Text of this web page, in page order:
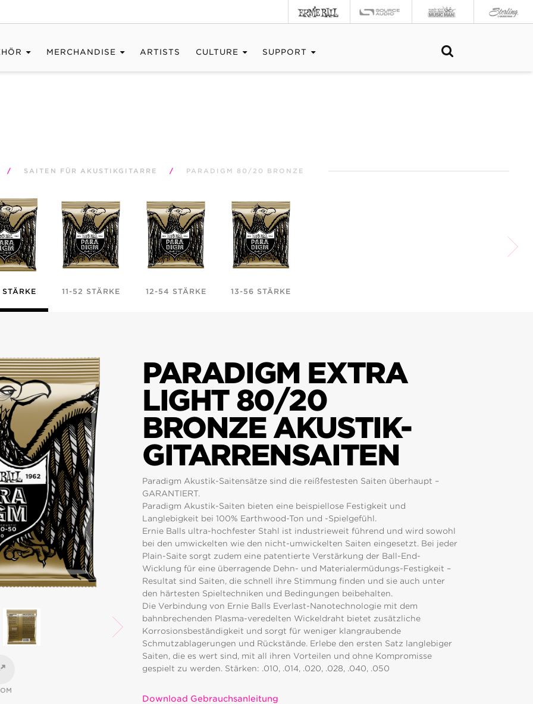
MERCHANDISE ARTISTS CULTURE SUPPORT
/ SAITEN FÜR AKUSTIKGITARRE / PARADIGM 80/20 BRONZE
11-52 STÄRKE 12-54 STÄRKE 13-56 STÄRKE
PARADIGM EXTRA
LIGHT 80/20
BRONZE AKUSTIK-
GITARRENSAITEN
Paradigm Akustik-Saitensätze sind die reißfestesten Saiten überhaupt –
GARANTIERT.
Paradigm Akustik-Saiten bieten eine beispiellose Festigkeit und
Langlebigkeit bei 100% Earthwood-Ton und -Spielgefühl.
Ernie Balls ultra-hochfester Stahl ist industrieweit führend und wird sowohl
bei den umwickelten wie den nicht-umwickelten Saiten eingesetzt. Bei jeder
Plain-Saite sorgt zudem eine patentierte Verstärkung der Ball-End-
Wicklung für eine überragende Dehn- und Materialermüdungs-Festigkeit –
Resultat sind Saiten, die schnell ihre Stimmung finden und sie auch unter
den härtesten Spieltechniken und Bedingungen beibehalten.
Die Verbindung von Ernie Balls Everlast-Nanotechnologie mit dem
bahnbrechenden Plasma-veredelten Wickeldraht bietet zusätzliche
Korrosionsbeständigkeit und sorgt für weniger klangraubende
Schmutzablagerungen und Rückstände. Erlebe den ersten Satz langlebiger
Saiten, die es wert sind, mit all ihren Vorteilen und ohne Kompromisse
gespielt zu werden. Stärken: .010, .014, .020, .028, .040, .050
Download Gebrauchsanleitung